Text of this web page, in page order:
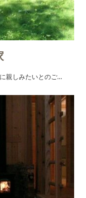
親しみたいとのご…